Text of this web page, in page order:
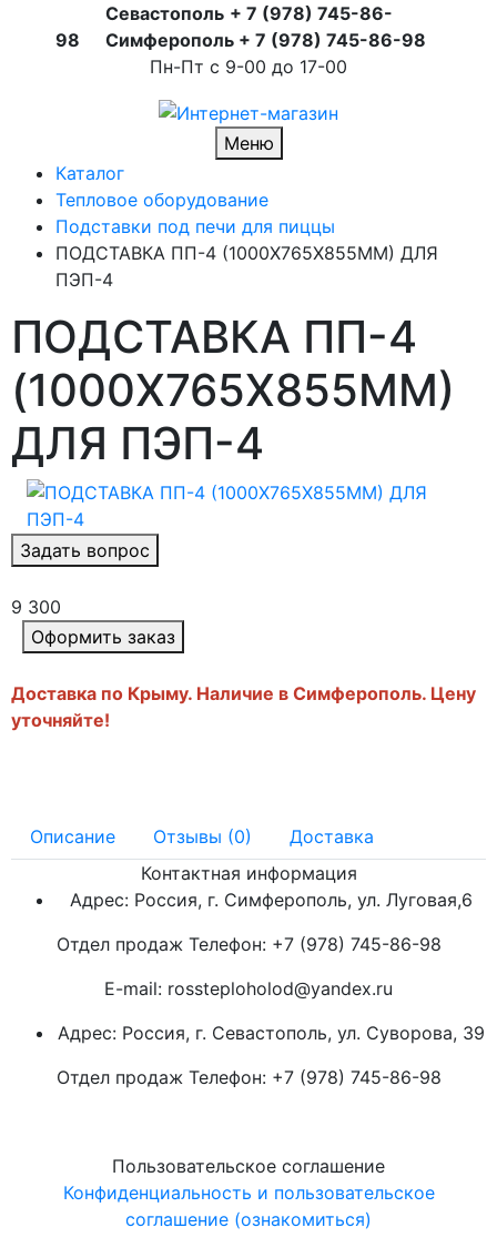
Севастополь + 7 (978) 745-86-
98
Симферополь + 7 (978) 745-86-98
Пн-Пт с 9-00 до 17-00
Меню
Каталог
Тепловое оборудование
Подставки под печи для пиццы
ПОДСТАВКА ПП-4 (1000Х765Х855ММ) ДЛЯ
ПЭП-4
ПОДСТАВКА ПП-4
(1000Х765Х855ММ)
ДЛЯ ПЭП-4
Задать вопрос
9 300
Оформить заказ
Доставка по Крыму. Наличие в Симферополь. Цену
уточняйте!
Описание Отзывы (0)
Доставка
Контактная информация
Адрес: Россия, г. Симферополь, ул. Луговая,6
Отдел продаж Телефон: +7 (978) 745-86-98
E-mail: rossteploholod@yandex.ru
Адрес: Россия, г. Севастополь, ул. Суворова, 39
Отдел продаж Телефон: +7 (978) 745-86-98
Пользовательское соглашение
Конфиденциальность и пользовательское
соглашение (ознакомиться)